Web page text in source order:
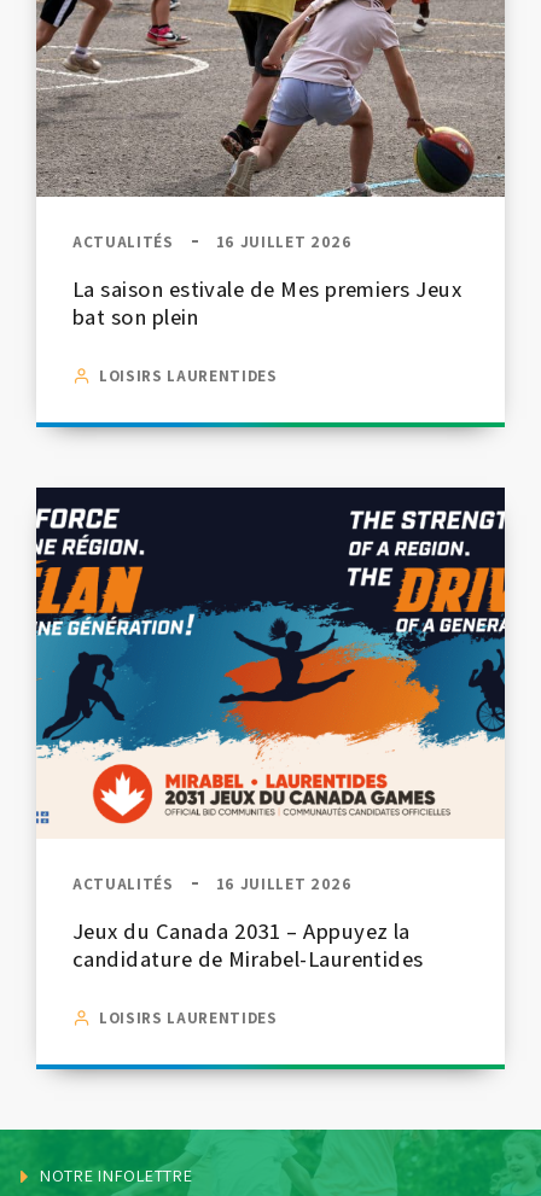
ACTUALITÉS 16 JUILLET 2026
La saison estivale de Mes premiers Jeux
bat son plein
LOISIRS LAURENTIDES
ACTUALITÉS 16 JUILLET 2026
Jeux du Canada 2031 – Appuyez la
candidature de Mirabel-Laurentides
LOISIRS LAURENTIDES
NOTRE INFOLETTRE